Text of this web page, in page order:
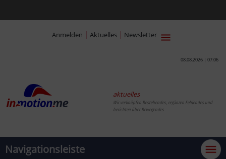
Anmelden | Aktuelles | Newsletter
08.08.2026 | 07:06
aktuelles
Wir verknüpfen Bestehendes, ergänzen Fehlendes und
berichten über Bewegendes
Navigationsleiste